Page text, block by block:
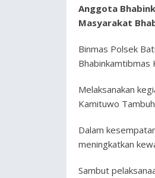
Anggota
Masyarakat
Binmas Polsek
Bhabinkamtibmas
Melaksanakan
Kamituwo
Dalam
meningkatkan
Sambut